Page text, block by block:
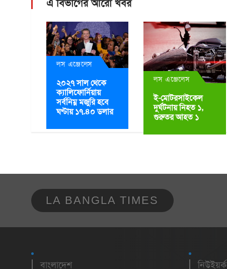
এ বিভাগের আরো খবর
লস এঞ্জেলেস
২০২৭ সাল থেকে
ক্যালিফোর্নিয়ায়
সর্বনিম্ন মজুরি হবে
ঘণ্টায় ১৭.৪০ ডলার
লস এঞ্জেলেস
ই-মোটরসাইকেল
দুর্ঘটনায় নিহত ১,
গুরুতর আহত ১
LA BANGLA TIMES
বাংলাদেশ নিউইয়র্ক